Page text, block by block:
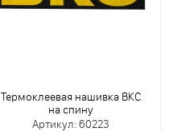
Термоклеевая нашивка ВКС
на спину
Артикул: 60223